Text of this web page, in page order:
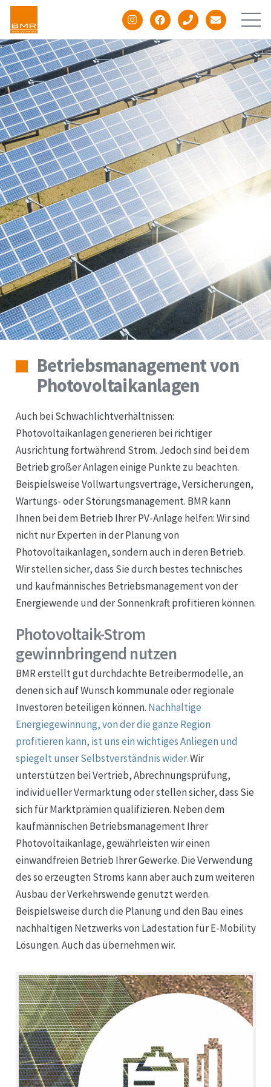
Unternehmen
Windenergie
Photovoltaik
Betriebsmanagement von
Photovoltaikanlagen
Auch bei Schwachlichtverhältnissen:
Photovoltaikanlagen generieren bei richtiger
Ausrichtung fortwährend Strom. Jedoch sind bei dem
Betrieb großer Anlagen einige Punkte zu beachten.
Beispielsweise Vollwartungsverträge, Versicherungen,
Wartungs- oder Störungsmanagement. BMR kann
Ihnen bei dem Betrieb Ihrer PV-Anlage helfen: Wir sind
nicht nur Experten in der Planung von
Photovoltaikanlagen, sondern auch in deren Betrieb.
Wir stellen sicher, dass Sie durch bestes technisches
und kaufmännisches Betriebsmanagement von der
Energiewende und der Sonnenkraft profitieren können.
Photovoltaik-Strom
gewinnbringend nutzen
BMR erstellt gut durchdachte Betreibermodelle, an
denen sich auf Wunsch kommunale oder regionale
Investoren beteiligen können. Nachhaltige
Energiegewinnung, von der die ganze Region
profitieren kann, ist uns ein wichtiges Anliegen und
spiegelt unser Selbstverständnis wider.Wir
unterstützen bei Vertrieb, Abrechnungsprüfung,
individueller Vermarktung oder stellen sicher, dass Sie
sich für Marktprämien qualifizieren. Neben dem
kaufmännischen Betriebsmanagement Ihrer
Photovoltaikanlage, gewährleisten wir einen
einwandfreien Betrieb Ihrer Gewerke. Die Verwendung
des so erzeugten Stroms kann aber auch zum weiteren
Ausbau der Verkehrswende genutzt werden.
Beispielsweise durch die Planung und den Bau eines
nachhaltigen Netzwerks von Ladestation für E-Mobility
Lösungen. Auch das übernehmen wir.